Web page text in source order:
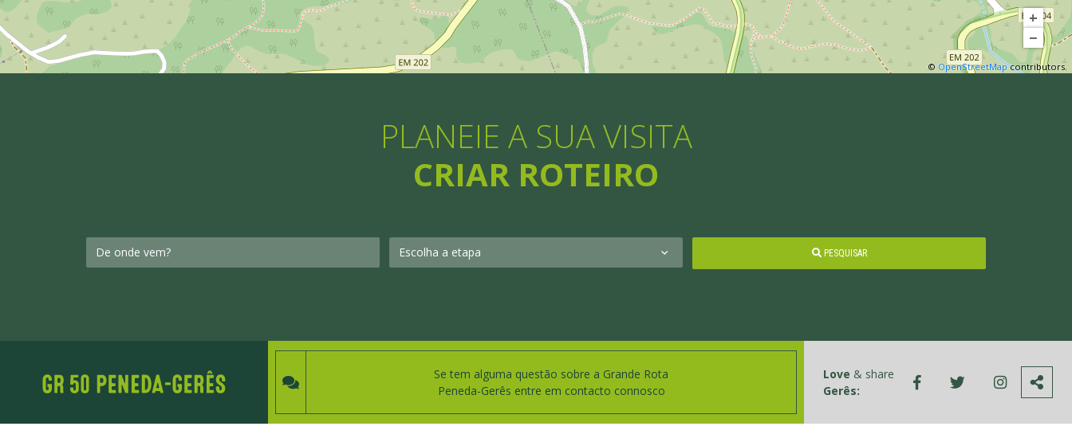
+
−
© OpenStreetMapcontributors.
PLANEIE A SUA VISITA
CRIAR ROTEIRO
PESQUISAR
Se tem alguma questão sobre a Grande Rota
Peneda-Gerês entre em contacto connosco
Love & share
Gerês: